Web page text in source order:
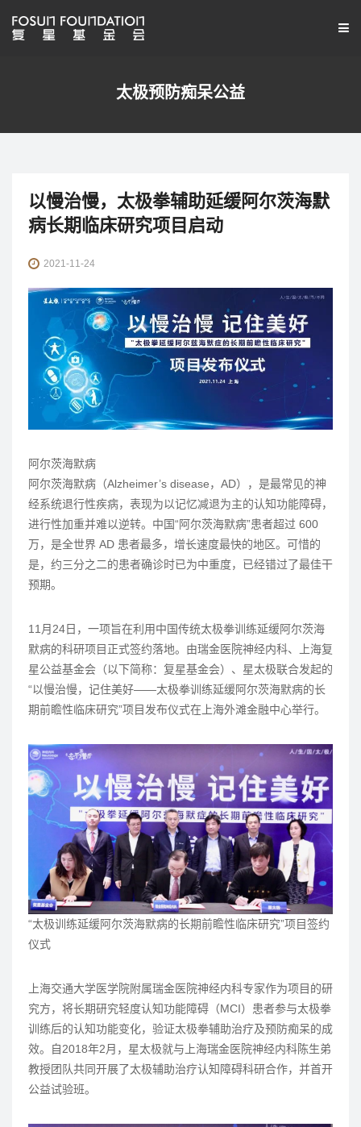
太极预防痴呆公益
以慢治慢，太极拳辅助延缓阿尔茨海默
病长期临床研究项目启动
2021-11-24
阿尔茨海默病
阿尔茨海默病（Alzheimer’s disease，AD），是最常见的神
经系统退行性疾病，表现为以记忆减退为主的认知功能障碍，
进行性加重并难以逆转。中国“阿尔茨海默病”患者超过 600
万，是全世界 AD 患者最多，增长速度最快的地区。可惜的
是，约三分之二的患者确诊时已为中重度，已经错过了最佳干
预期。
11月24日，一项旨在利用中国传统太极拳训练延缓阿尔茨海
默病的科研项目正式签约落地。由瑞金医院神经内科、上海复
星公益基金会（以下简称：复星基金会）、星太极联合发起的
“以慢治慢，记住美好——太极拳训练延缓阿尔茨海默病的长
期前瞻性临床研究”项目发布仪式在上海外滩金融中心举行。
“太极训练延缓阿尔茨海默病的长期前瞻性临床研究”项目签约
仪式
上海交通大学医学院附属瑞金医院神经内科专家作为项目的研
究方，将长期研究轻度认知功能障碍（MCI）患者参与太极拳
训练后的认知功能变化，验证太极拳辅助治疗及预防痴呆的成
效。自2018年2月，星太极就与上海瑞金医院神经内科陈生弟
教授团队共同开展了太极辅助治疗认知障碍科研合作，并首开
公益试验班。